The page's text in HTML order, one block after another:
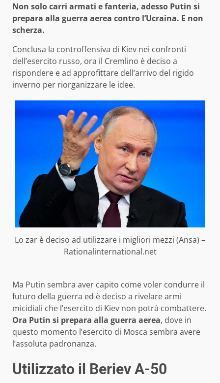
Non solo carri armati e fanteria, adesso Putin si
prepara alla guerra aerea contro l’Ucraina. E non
scherza.
Conclusa la controffensiva di Kiev nei confronti
dell’esercito russo, ora il Cremlino è deciso a
rispondere e ad approfittare dell’arrivo del rigido
inverno per riorganizzare le idee.
Lo zar è deciso ad utilizzare i migliori mezzi (Ansa) –
Rationalinternational.net
Ma Putin sembra aver capito come voler condurre il
futuro della guerra ed è deciso a rivelare armi
micidiali che l’esercito di Kiev non potrà combattere.
Ora Putin si prepara alla guerra aerea, dove in
questo momento l’esercito di Mosca sembra avere
l’assoluta padronanza.
Utilizzato il Beriev A-50